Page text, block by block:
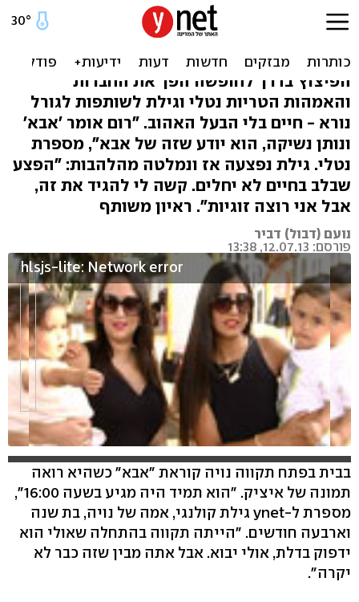
"מגיע לי בן זוג ולרום מגיע
אבא". שנה לבורגס
הפיצוץ בדרך לחופשה הפך את החברות
והאמהות הטריות נטלי וגילת לשותפות לגורל
נורא - חיים בלי הבעל האהוב. "רום אומר 'אבא'
ונותן נשיקה, הוא יודע שזה של אבא", מספרת
נטלי. גילת נפצעה אז ונמלטה מהלהבות: "הפצע
שבלב בחיים לא יחלים. קשה לי להגיד את זה,
אבל אני רוצה זוגיות". ראיון משותף
נועם (דבול) דביר
פורסם: 12.07.13, 13:38
hlsjs-lite: Network error
בבית בפתח תקווה נויה קוראת "אבא" כשהיא רואה
תמונה של איציק. "הוא תמיד היה מגיע בשעה 16:00",
מספרת ל-ynet גילת קולנגי, אמה של נויה, בת שנה
וארבעה חודשים. "הייתה תקווה בהתחלה שאולי הוא
ידפוק בדלת, אולי יבוא. אבל אתה מבין שזה כבר לא
יקרה".